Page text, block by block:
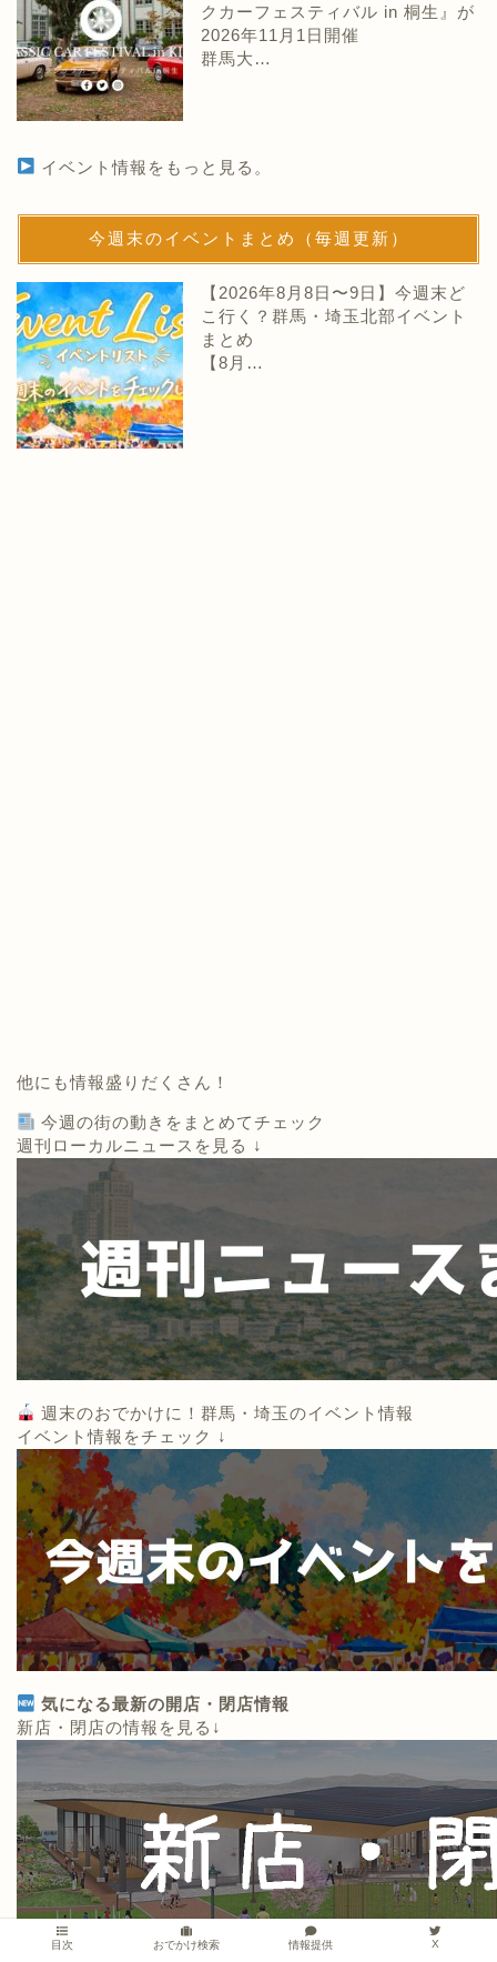
クカーフェスティバル in 桐生』が
2026年11月1日開催
群馬大…
イベント情報をもっと見る。
今週末のイベントまとめ（毎週更新）
【2026年8月8日〜9日】今週末ど
こ行く？群馬・埼玉北部イベント
まとめ
【8月…
他にも情報盛りだくさん！
今週の街の動きをまとめてチェック
週刊ローカルニュースを見る ↓
週末のおでかけに！群馬・埼玉のイベント情報
イベント情報をチェック ↓
気になる最新の開店・閉店情報
新店・閉店の情報を見る↓
目次 おでかけ検索 情報提供 X